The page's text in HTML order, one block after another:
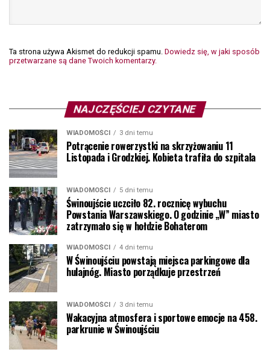
Ta strona używa Akismet do redukcji spamu. Dowiedz się, w jaki sposób
przetwarzane są dane Twoich komentarzy.
NAJCZĘŚCIEJ CZYTANE
WIADOMOŚCI 3 dni temu
Potrącenie rowerzystki na skrzyżowaniu 11
Listopada i Grodzkiej. Kobieta trafiła do szpitala
WIADOMOŚCI 5 dni temu
Świnoujście uczciło 82. rocznicę wybuchu
Powstania Warszawskiego. O godzinie „W” miasto
zatrzymało się w hołdzie Bohaterom
WIADOMOŚCI 4 dni temu
W Świnoujściu powstają miejsca parkingowe dla
hulajnóg. Miasto porządkuje przestrzeń
WIADOMOŚCI 3 dni temu
Wakacyjna atmosfera i sportowe emocje na 458.
parkrunie w Świnoujściu